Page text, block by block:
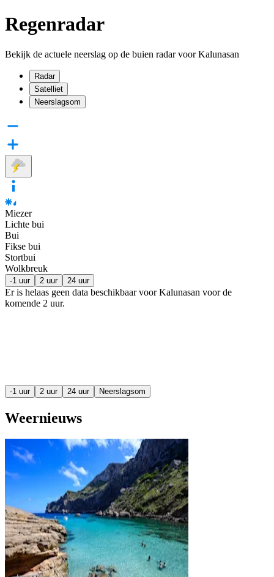
Regenradar
Bekijk de actuele neerslag op de buien radar voor Kalunasan
Radar
Satelliet
Neerslagsom
Miezer
Lichte bui
Bui
Fikse bui
Stortbui
Wolkbreuk
-1 uur 2 uur 24 uur
Er is helaas geen data beschikbaar voor Kalunasan voor de
komende 2 uur.
-1 uur 2 uur 24 uur Neerslagsom
Weernieuws